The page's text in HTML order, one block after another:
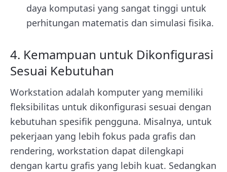
daya komputasi yang sangat tinggi untuk
perhitungan matematis dan simulasi fisika.
4. Kemampuan untuk Dikonfigurasi
Sesuai Kebutuhan
Workstation adalah komputer yang memiliki
fleksibilitas untuk dikonfigurasi sesuai dengan
kebutuhan spesifik pengguna. Misalnya, untuk
pekerjaan yang lebih fokus pada grafis dan
rendering, workstation dapat dilengkapi
dengan kartu grafis yang lebih kuat. Sedangkan